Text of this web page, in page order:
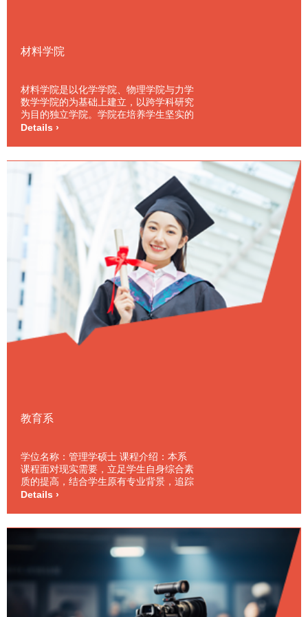
材料学院
材料学院是以化学学院、物理学院与力学
数学学院的为基础上建立，以跨学科研究
为目的独立学院。学院在培养学生坚实的
化学，数学、物理与力学基础知识的同
史、哲学和经济等。
Details ›
教育系
学位名称：管理学硕士 课程介绍：本系
课程面对现实需要，立足学生自身综合素
质的提高，结合学生原有专业背景，追踪
宏观与微观人力资源开发趋势，开设大量
整课时安排。此外，学生在本系还可以获
得学习法语，德语，英语的机会。
Details ›